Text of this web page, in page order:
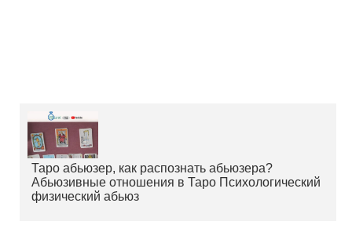
Таро абьюзер, как распознать абьюзера?
Абьюзивные отношения в Таро Психологический
физический абьюз